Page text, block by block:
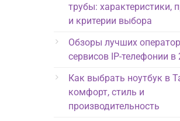
трубы: характеристики,
и критерии выбора
Обзоры лучших
сервисов IP-телефонии в
Как выбрать ноутбук в
комфорт, стиль и
производительность